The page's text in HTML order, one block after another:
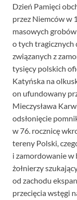
Dzień Pamięci
przez Niemców w
masowych
o tych tragicznych
związanych z
tysięcy polskich
Katyńska na
on ufundowany
Mieczysława
odsłonięcie
w 76. rocznicę
tereny Polski,
i zamordowanie w
żołnierzy
od zachodu
przecięcia wstęgi